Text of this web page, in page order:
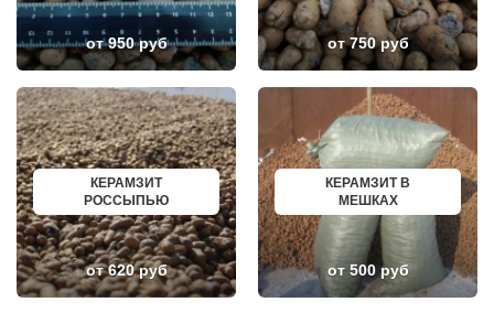
КОЖИНО
КОКОШКИНО
КОЛЮБАКИНО
КОММУНАРКА
КОНСТАНТИНОВО
КОРЕНЕВО
КОРОЛЕВ
КОСИНО
КОТЕЛЬНИКИ
КРАСКОВО
КРАСНАЯ ПАХРА
КРАСНОАРМЕЙСК
КРАСНОГОРСК
КРАСНОЗАВОДСК
КРАСНОЗНАМЕНСК
КРАТОВО
КРЮКОВО
КИСЛОВОДСК
КРОПОТКИН
УСОЛЬЕ
НИЖНЕВАРТОВСК
КОРЕНОВСК
ПИОНЕРСКИЙ
ЧАПАЕВСК
АЛЕКСИН
БЕЛОРЕЧЕНСК
БОЛЬШОЙ КАМЕНЬ
КИРЖАЧ
ПРИОЗЕРСК
САЛЬСК
ТОБОЛЬСК
ВОТКИНСК
от 950 руб от 750 руб
КЕРАМЗИТ
РОССЫПЬЮ
от 620 руб
КЕРАМЗИТ В
МЕШКАХ
от 500 руб